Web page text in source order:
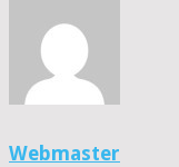
Webmaster